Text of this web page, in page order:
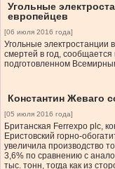
Угольные
европейцев
[06 июля 2016 года]
Угольные электростанции
смертей в год,
подготовленном
Константин Жеваго
[05 июля 2016 года]
Британская Ferrexpo plc,
Еристовский горно-
увеличила производство
3,6% по сравнению с
тыс. тонн, тогда как из